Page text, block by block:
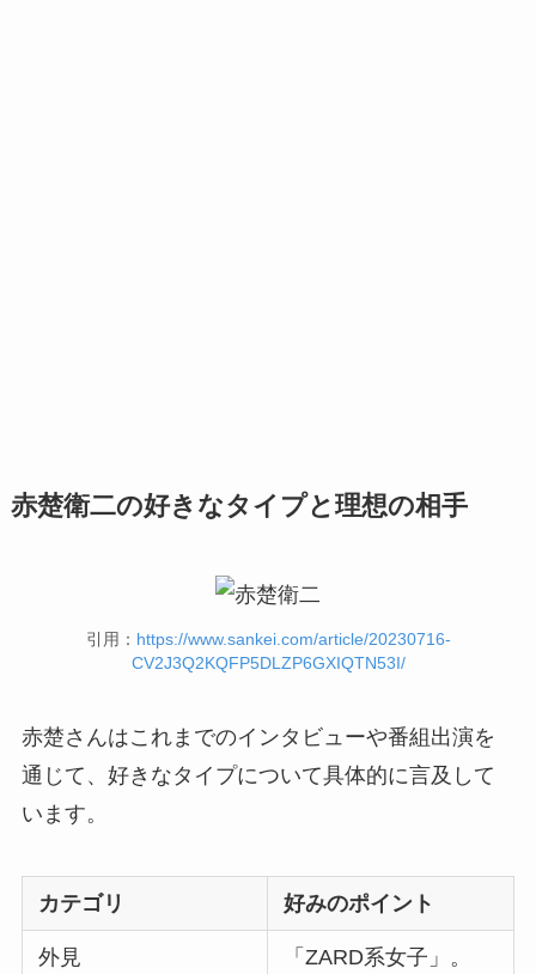
赤楚衛二の好きなタイプと理想の相手
引用： https://www.sankei.com/article/20230716-
CV2J3Q2KQFP5DLZP6GXIQTN53I/
赤楚さんはこれまでのインタビューや番組出演を
通じて、好きなタイプについて具体的に言及して
います。
カテゴリ 好みのポイント
外見
「ZARD系女子」。